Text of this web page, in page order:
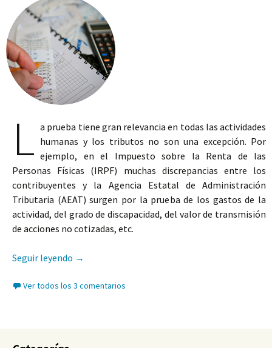
L a prueba tiene gran relevancia en todas las actividades
humanas y los tributos no son una excepción. Por
ejemplo, en el Impuesto sobre la Renta de las
Personas Físicas (IRPF) muchas discrepancias entre los
contribuyentes y la Agencia Estatal de Administración
Tributaria (AEAT) surgen por la prueba de los gastos de la
actividad, del grado de discapacidad, del valor de transmisión
de acciones no cotizadas, etc.
Seguir leyendo La importancia práctica de la prueba tributaria
→
Ver todos los 3 comentarios